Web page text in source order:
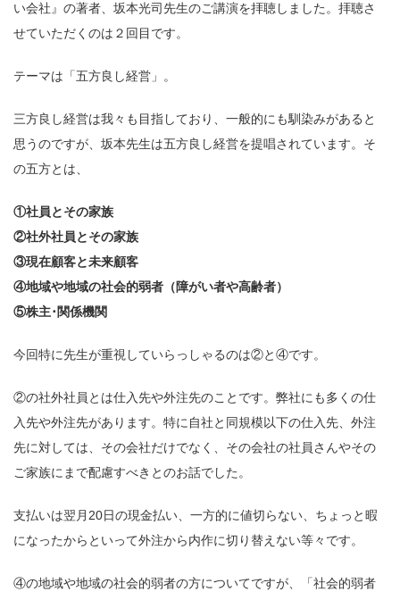
い会社』の著者、坂本光司先生のご講演を拝聴しました。拝聴さ
せていただくのは２回目です。
テーマは「五方良し経営」。
三方良し経営は我々も目指しており、一般的にも馴染みがあると
思うのですが、坂本先生は五方良し経営を提唱されています。そ
の五方とは、
①社員とその家族
②社外社員とその家族
③現在顧客と未来顧客
④地域や地域の社会的弱者（障がい者や高齢者）
⑤株主･関係機関
今回特に先生が重視していらっしゃるのは②と④です。
②の社外社員とは仕入先や外注先のことです。弊社にも多くの仕
入先や外注先があります。特に自社と同規模以下の仕入先、外注
先に対しては、その会社だけでなく、その会社の社員さんやその
ご家族にまで配慮すべきとのお話でした。
支払いは翌月20日の現金払い、一方的に値切らない、ちょっと暇
になったからといって外注から内作に切り替えない等々です。
④の地域や地域の社会的弱者の方についてですが、「社会的弱者